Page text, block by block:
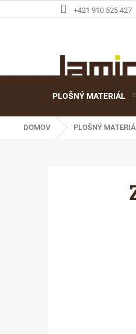
na
+421 910 525 427
PLOŠNÝ MATERIÁL
DOMOV PLOŠNÝ